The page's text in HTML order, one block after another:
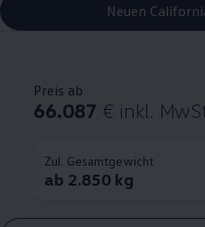
Neuen
Preis ab
66.087 € inkl.
Zul. Gesamtgewicht
ab 2.850 kg